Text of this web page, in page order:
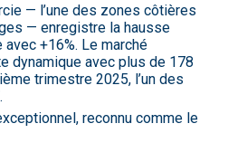
— l’une des zones côtières
— enregistre la hausse
+16%. Le marché
dynamique avec plus de 178
trimestre 2025, l’un des
reconnu comme le